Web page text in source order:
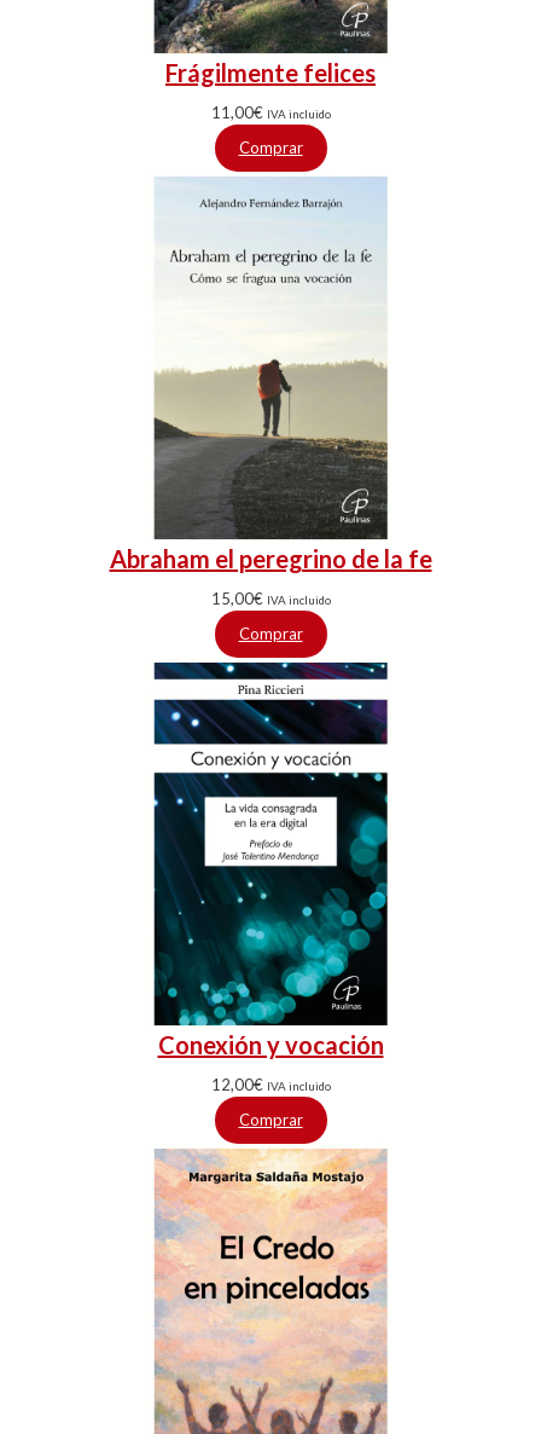
Frágilmente felices
11,00€ IVA incluido
Comprar
Abraham el peregrino de la fe
15,00€ IVA incluido
Comprar
Conexión y vocación
12,00€ IVA incluido
Comprar